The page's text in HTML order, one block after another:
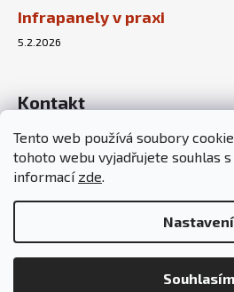
Tento web používá soubory
tohoto webu vyjadřujete souhlas
informací zde.
Nastavení
Souhlasím
Infrapanely v praxi
5.2.2026
Kontakt
info@sunnyhouse.cz
+420 737 451 167
SunnyHouse.